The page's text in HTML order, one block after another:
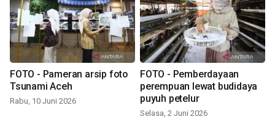
FOTO - Pameran arsip foto
Tsunami Aceh
Rabu, 10 Juni 2026
FOTO - Pemberdayaan
perempuan lewat budidaya
puyuh petelur
Selasa, 2 Juni 2026